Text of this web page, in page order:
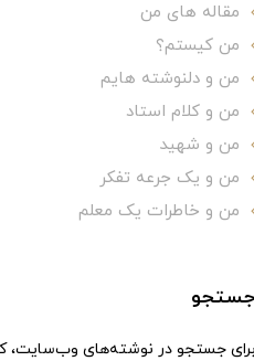
مقاله های من
من کیستم؟
من و دلنوشته هایم
من و کلام استاد
من و شهید
من و یک جرعه تفکر
من و خاطرات یک معلم
برای جستجو در نوشته‌های وب‌سایت،